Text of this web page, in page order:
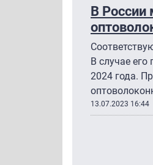
В России
В случае его
2024 года.
13.07.2023 16:44